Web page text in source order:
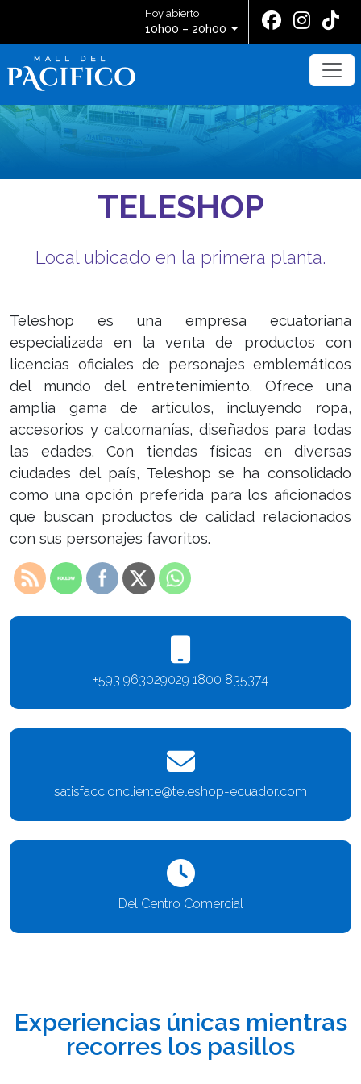
Hoy abierto
10h00 – 20h00
TELESHOP
Local ubicado en la primera planta.
Teleshop es una empresa ecuatoriana
especializada en la venta de productos con
licencias oficiales de personajes emblemáticos
del mundo del entretenimiento. Ofrece una
amplia gama de artículos, incluyendo ropa,
accesorios y calcomanías, diseñados para todas
las edades. Con tiendas físicas en diversas
ciudades del país, Teleshop se ha consolidado
como una opción preferida para los aficionados
que buscan productos de calidad relacionados
con sus personajes favoritos.
+593 963029029 1800 835374
satisfaccioncliente@teleshop-ecuador.com
Del Centro Comercial
Experiencias únicas mientras
recorres los pasillos